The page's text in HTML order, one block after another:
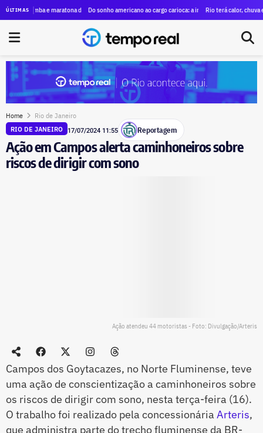
ÚLTIMAS federal pelo União Brasil
e maratona de dança agitam o fim de semana no Rio
Do sonho americano ao cargo carioca: a inusitada conexão de André
Rio terá calor, chuva e ventos
Home Rio de Janeiro
RIO DE JANEIRO 17/07/2024 11:55 Reportagem
Ação em Campos alerta caminhoneiros sobre
riscos de dirigir com sono
Ação atendeu 44 motoristas - Foto: Divulgação/Arteris
Campos dos Goytacazes, no Norte Fluminense, teve
uma ação de conscientização a caminhoneiros sobre
os riscos de dirigir com sono, nesta terça-feira (16).
O trabalho foi realizado pela concessionária Arteris,
que administra parte do trecho fluminense da BR-